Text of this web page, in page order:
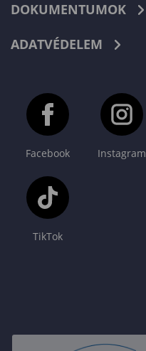
DOKUMENTUMOK
ADATVÉDELEM
Facebook Instagram
TikTok